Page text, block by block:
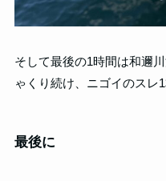
そして最後の1時間は和邇
ゃくり続け、ニゴイのスレ
最後に